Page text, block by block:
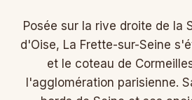
Posée sur la rive droite de la
d'Oise, La Frette-sur-Seine
et le coteau de
l'agglomération parisienne.